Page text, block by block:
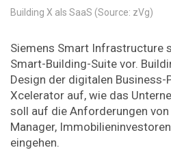
Building X als SaaS (Source: zVg)
Siemens Smart Infrastructure
Smart-Building-Suite vor.
Design der digitalen
Xcelerator auf, wie das
soll auf die Anforderungen
Manager,
eingehen.